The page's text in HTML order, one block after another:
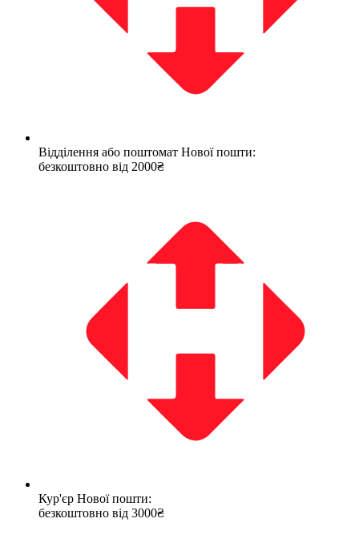
Відділення або поштомат Нової пошти:
безкоштовно від 2000₴
Кур'єр Нової пошти:
безкоштовно від 3000₴